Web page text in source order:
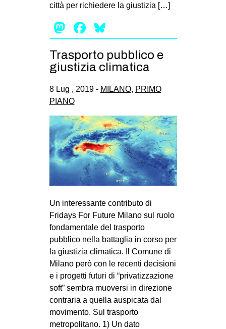
città per richiedere la giustizia […]
Mastodon
Facebook
Trasporto pubblico e
giustizia climatica
8 Lug , 2019 - MILANO, PRIMO
PIANO
Un interessante contributo di
Fridays For Future Milano sul ruolo
fondamentale del trasporto
pubblico nella battaglia in corso per
la giustizia climatica. Il Comune di
Milano però con le recenti decisioni
e i progetti futuri di “privatizzazione
soft” sembra muoversi in direzione
contraria a quella auspicata dal
movimento. Sul trasporto
metropolitano. 1) Un dato